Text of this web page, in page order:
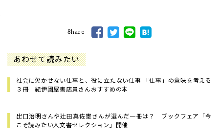
Share
あわせて読みたい
社会に欠かせない仕事と、役に立たない仕事 「仕事」の意味を考える
３冊 紀伊國屋書店員さんおすすめの本
出口治明さんや辻田真佐憲さんが選んだ一冊は？ ブックフェア「今
こそ読みたい人文書セレクション」開催